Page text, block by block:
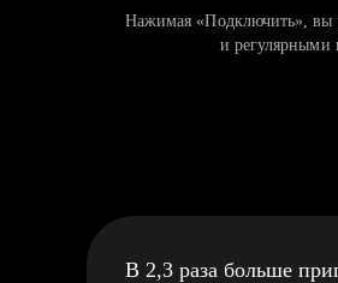
Нажимая «Подключить», вы
и регулярными
В 2,3 раза больше